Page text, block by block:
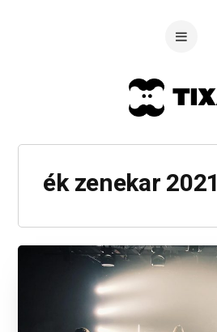
ék zenekar 2021